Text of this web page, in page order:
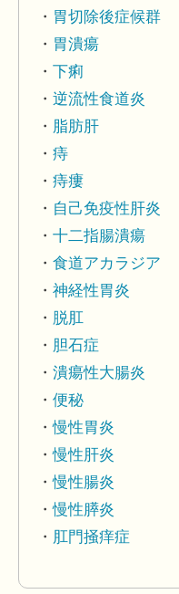
胃切除後症候群
胃潰瘍
下痢
逆流性食道炎
脂肪肝
痔
痔瘻
自己免疫性肝炎
十二指腸潰瘍
食道アカラジア
神経性胃炎
脱肛
胆石症
潰瘍性大腸炎
便秘
慢性胃炎
慢性肝炎
慢性腸炎
慢性膵炎
肛門掻痒症